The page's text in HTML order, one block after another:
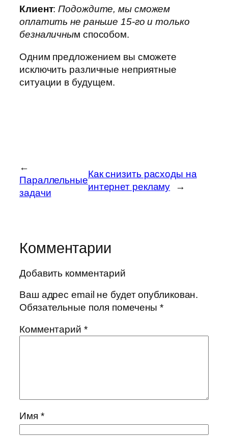
Клиент:Подождите, мы сможем
оплатить не раньше 15-го и только
безналичным способом.
Одним предложением вы сможете
исключить различные неприятные
ситуации в будущем.
←
Параллельные
задачи
Как снизить расходы на
интернет рекламу
→
Комментарии
Добавить комментарий
Ваш адрес email не будет опубликован.
Обязательные поля помечены*
Комментарий *
Имя *